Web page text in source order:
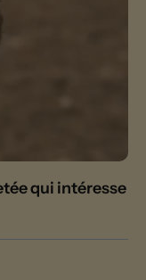
qui intéresse